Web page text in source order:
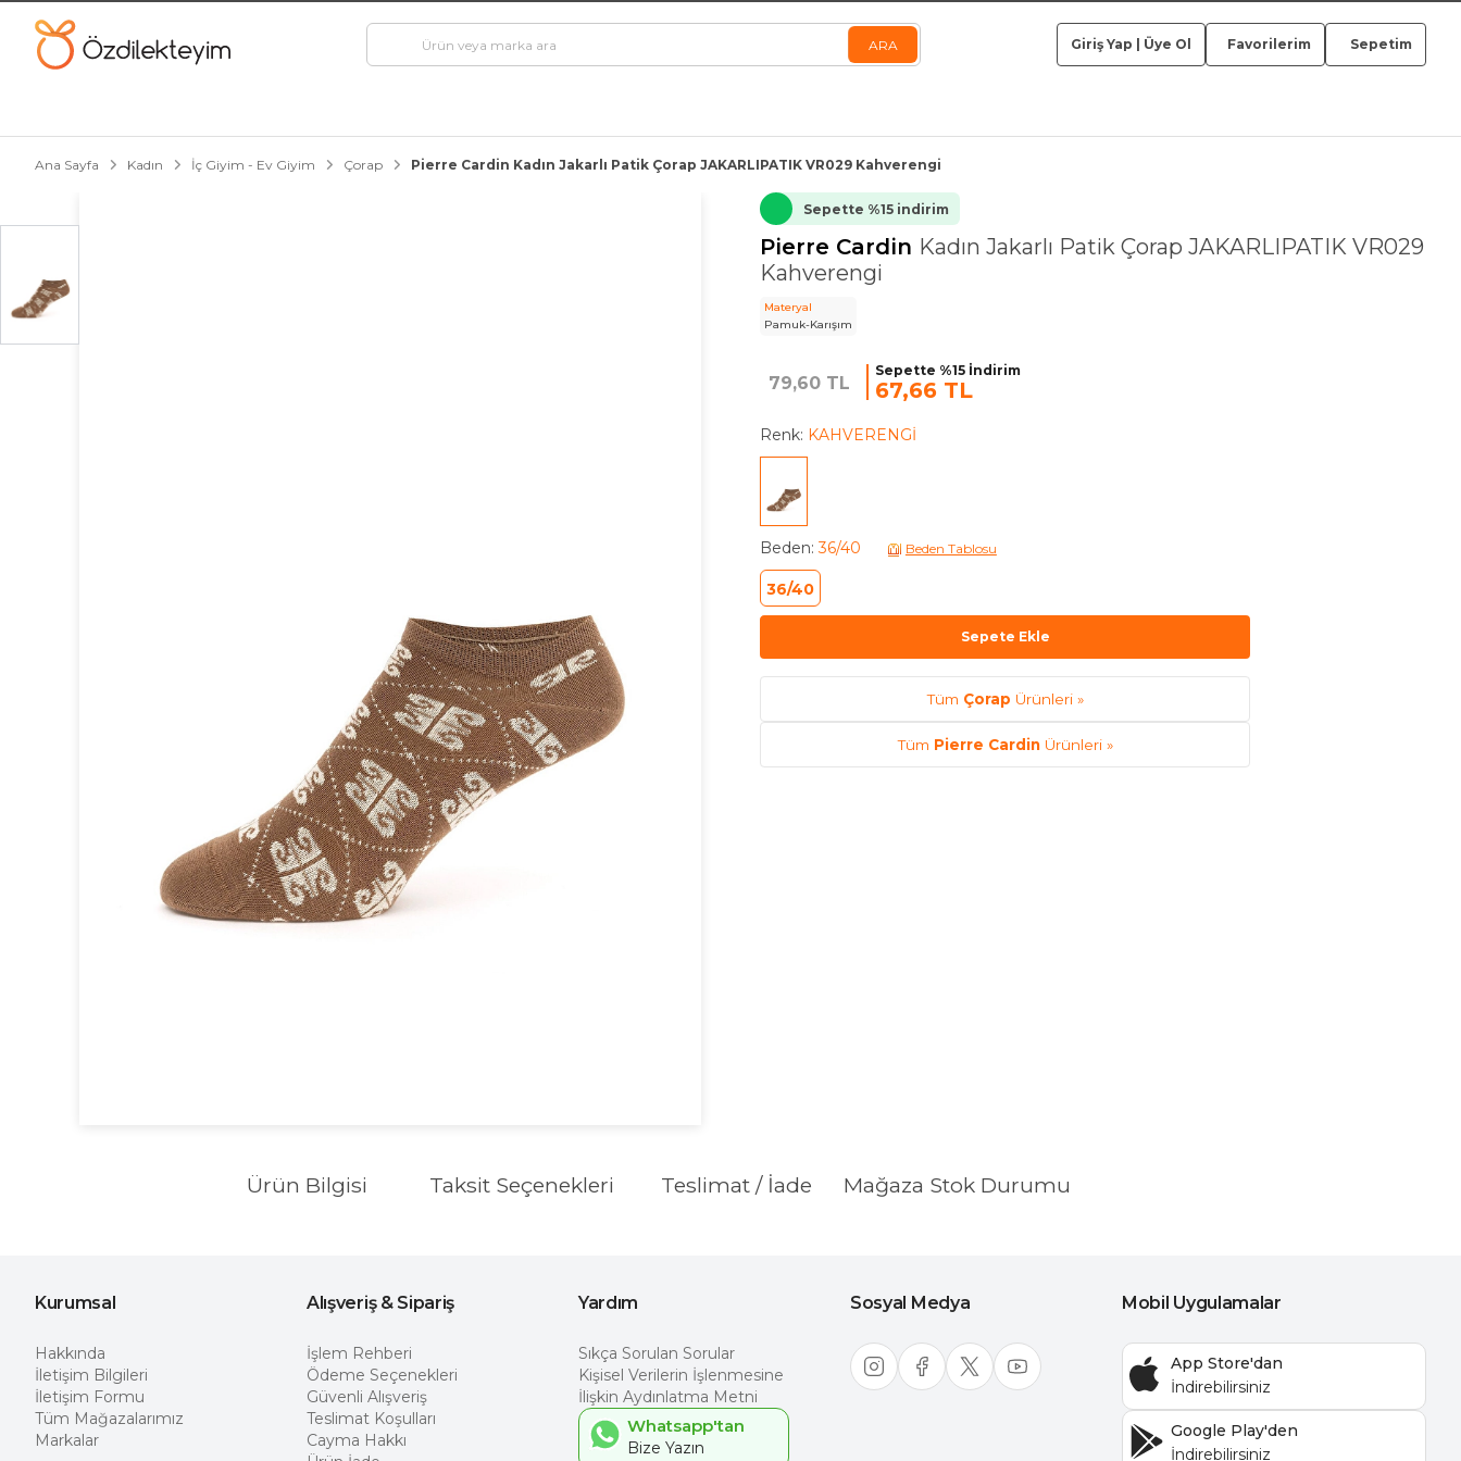
Giriş Yap Üye Ol Favorilerim Sepetim
Ana Sayfa Kadın İç Giyim - Ev Giyim Çorap Pierre Cardin Kadın Jakarlı Patik Çorap JAKARLIPATIK VR029 Kahverengi
Sepette %15 indirim
Pierre Cardin Kadın Jakarlı Patik Çorap JAKARLIPATIK VR029
Kahverengi
Materyal
Pamuk-Karışım
79,60 TL
Sepette %15 İndirim
67,66 TL
Renk: KAHVERENGİ
Beden:36/40 Beden Tablosu
36/40
Sepete Ekle
Tüm Çorap Ürünleri »
Tüm Pierre CardinÜrünleri »
Ürün Bilgisi Taksit Seçenekleri Teslimat / İade Mağaza Stok Durumu
Kurumsal
Hakkında
İletişim Bilgileri
İletişim Formu
Tüm Mağazalarımız
Markalar
Alışveriş & Sipariş
İşlem Rehberi
Ödeme Seçenekleri
Güvenli Alışveriş
Teslimat Koşulları
Cayma Hakkı
Yardım
Sıkça Sorulan Sorular
Kişisel Verilerin İşlenmesine
İlişkin Aydınlatma Metni
Whatsapp'tan
Sosyal Medya Mobil Uygulamalar
App Store'dan
Google Play'den